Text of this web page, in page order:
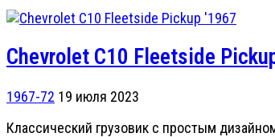
Chevrolet C10 Fleetside
1967-72 19 июля 2023
Классический грузовик с простым